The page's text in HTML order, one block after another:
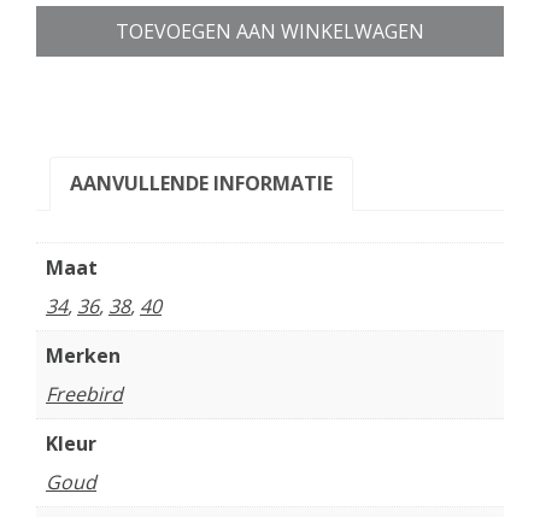
TOEVOEGEN AAN WINKELWAGEN
AANVULLENDE INFORMATIE
Maat
34, 36, 38, 40
Merken
Freebird
Kleur
Goud